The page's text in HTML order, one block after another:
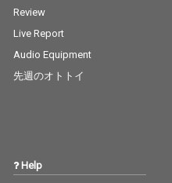
Review
Live Report
Audio Equipment
先週のオトトイ
Help